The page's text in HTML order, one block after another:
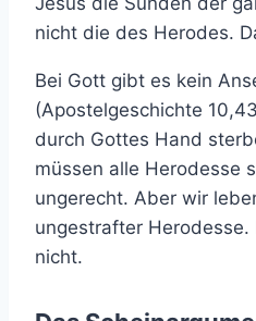
nicht die des Herodes.
Bei Gott gibt es kein
(Apostelgeschichte
durch Gottes Hand
müssen alle Herodesse
ungerecht. Aber wir
ungestrafter
nicht.